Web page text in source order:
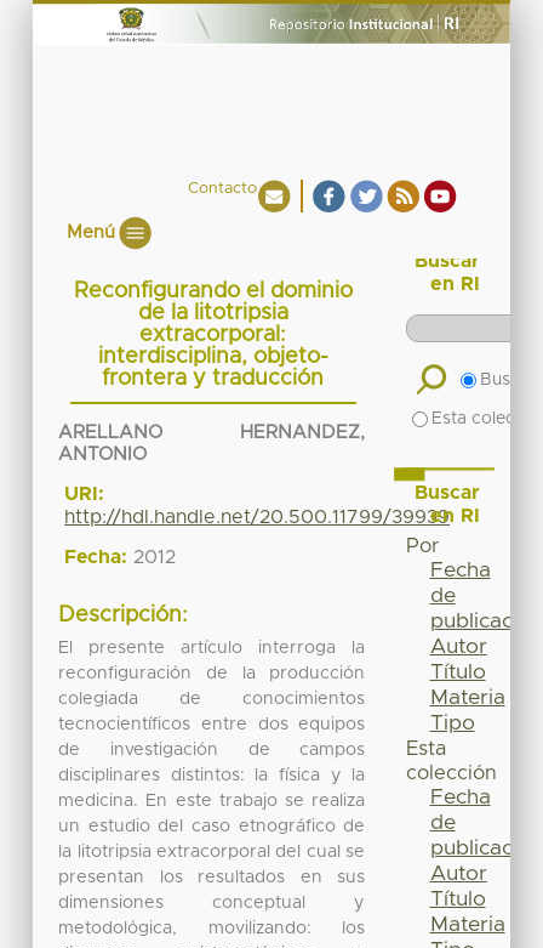
Contacto
Menú
Reconfigurando el dominio
de la litotripsia
extracorporal:
interdisciplina, objeto-
frontera y traducción
ARELLANO HERNANDEZ,
ANTONIO
URI:
http://hdl.handle.net/20.500.11799/39939
Fecha: 2012
Descripción:
El presente artículo interroga la
reconfiguración de la producción
colegiada de conocimientos
tecnocientíficos entre dos equipos
de investigación de campos
disciplinares distintos: la física y la
medicina. En este trabajo se realiza
un estudio del caso etnográfico de
la litotripsia extracorporal del cual se
presentan los resultados en sus
dimensiones conceptual y
metodológica, movilizando: los
Buscar
en RI
Buscar
Esta
Buscar
en RI
Por
Fecha
de
publicación
Autor
Título
Materia
Tipo
Esta
colección
Fecha
de
publicación
Autor
Título
Materia